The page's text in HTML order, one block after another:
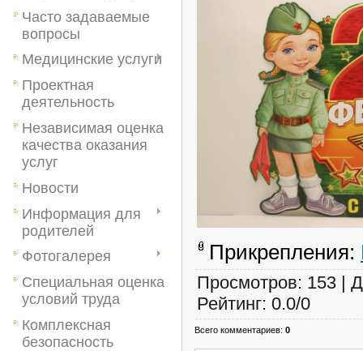
Часто задаваемые
вопросы
Медицинские услуги
Проектная
деятельность
Независимая оценка
качества оказания
услуг
Новости
Информация для
родителей
Фотогалерея
Специальная оценка
условий труда
Комплексная
безопасность
Прикрепления:
Просмотров: 153 |
Рейтинг: 0.0/0
Всего комментариев: 0